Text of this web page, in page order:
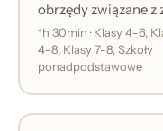
obrzędy związane
robienia palm i
1h 30min · Klasy 4-6,
4-8, Klasy 7-8, Szkoły
ponadpodstawowe